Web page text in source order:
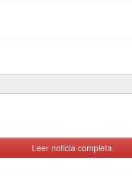
Leer noticia completa.